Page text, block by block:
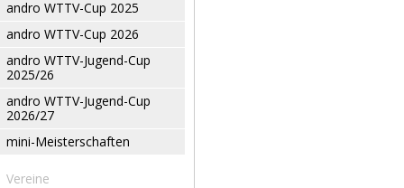
andro WTTV-Cup 2025
andro WTTV-Cup 2026
andro WTTV-Jugend-Cup
2025/26
andro WTTV-Jugend-Cup
2026/27
mini-Meisterschaften
Vereine